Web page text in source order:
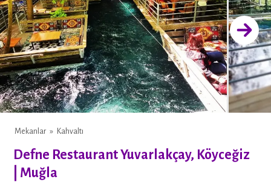
Mekanlar Kahvaltı
Defne Restaurant Yuvarlakçay, Köyceğiz
| Muğla